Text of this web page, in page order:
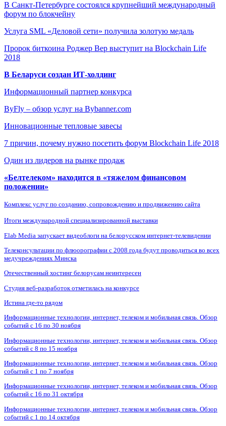
В Санкт-Петербурге состоялся крупнейший международный
форум по блокчейну
Услуга SML «Деловой сети» получила золотую медаль
Пророк биткоина Роджер Вер выступит на Blockchain Life
2018
В Беларуси создан ИТ-холдинг
Информационный партнер конкурса
ByFly – обзор услуг на Bybanner.com
Инновационные тепловые завесы
7 причин, почему нужно посетить форум Blockchain Life 2018
Один из лидеров на рынке продаж
«Белтелеком» находится в «тяжелом финансовом
положении»
Комплекс услуг по созданию, сопровождению и продвижению сайта
Итоги международной специализированной выставки
Elab Media запускает видеоблоги на белорусском интернет-телевидении
Телеконсультации по флюорографии с 2008 года будут проводиться во всех
медучреждениях Минска
Отечественный хостинг белорусам неинтересен
Студия веб-разработок отметилась на конкурсе
Истина где-то рядом
Информационные технологии, интернет, телеком и мобильная связь. Обзор
событий с 16 по 30 ноября
Информационные технологии, интернет, телеком и мобильная связь. Обзор
событий с 8 по 15 ноября
Информационные технологии, интернет, телеком и мобильная связь. Обзор
событий с 1 по 7 ноября
Информационные технологии, интернет, телеком и мобильная связь. Обзор
событий с 16 по 31 октября
Информационные технологии, интернет, телеком и мобильная связь. Обзор
событий с 1 по 14 октября